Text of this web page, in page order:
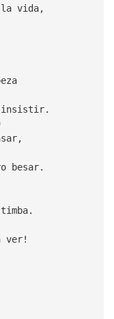
la vida,
insistir.
besar.
ver!